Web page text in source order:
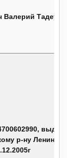
Валерий
р-ну